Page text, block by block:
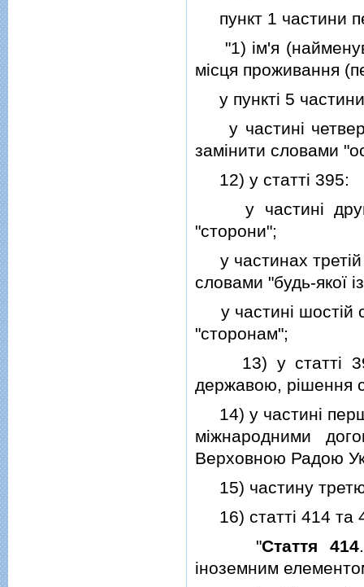
пункт 1 частини
"1) iм'я
мiсця проживання
у пунктi 5 частини
у частинi
замiнити словами
12) у статтi 395:
у частинi другiй
"сторони";
у частинах третiй
словами "будь-якої
у частинi шостiй
"сторонам";
13) у статтi 399
державою, рiшення
14) у частинi
мiжнародними
Верховною Радою
15) частину третю
16) статтi 414 та
"Стаття 414
iноземним